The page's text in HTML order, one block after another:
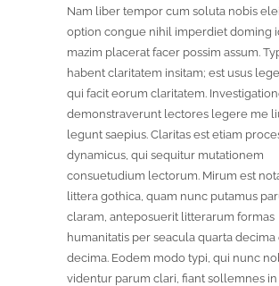
Nam liber tempor cum soluta nobis
option congue nihil imperdiet doming
mazim placerat facer possim assum.
habent claritatem insitam; est usus
qui facit eorum claritatem.
demonstraverunt lectores legere me
legunt saepius. Claritas est etiam
dynamicus, qui sequitur mutationem
consuetudium lectorum. Mirum est
littera gothica, quam nunc putamus
claram, anteposuerit litterarum formas
humanitatis per seacula quarta decima
decima. Eodem modo typi, qui nunc
videntur parum clari, fiant sollemnes